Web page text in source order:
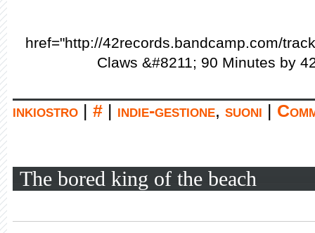
href="http://42records.bandcamp.com/
Claws &#8211; 90 Minutes by
inkiostro # indie-gestione, suoni
The bored king of the beach